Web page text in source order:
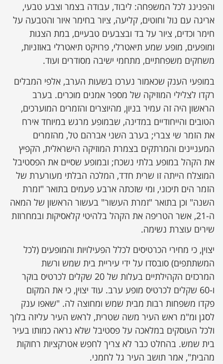
והפנינג לכל המשפחה: ליבוד, עבודה בצמר וצבע טבעי,
אריגה עם נול וחוטים, קליעה, ציור בחימר איור והטבעה על
חימר וכדים, ציור על בד ובצבעים טבעיים, במת הצגות
ומופעים, מופע שמע תיאטרלי, פרויקט תיאטרלי באוזניות,
משחקים משפחתיים, מתחמי ישיבה מסודרים ועוד.
במופעי הענק שכאמור נערכו בשעות הערב, אלפי המבלים
רקדו לצלילי המוזיקה של מספר אמנים מוכרים. בערב
הראשון היה זה עמיר בניון, מהיוצרים והזמרים המוערכים,
הטובים והייחודיים במדינה, שבמופע מרגש במיוחד אירח
את הזמר שי צברי; בערב השני אברהם טל, מהזמרים
המעניינים והמרתקים בצמרת המוזיקה הישראלית, הקפיץ
את הקהל במופע בלתי נשכח; ובמופע שסיים את הפסטיבל
המוצלח הייתה זו שרית חדד, המלכה הבלתי מעורערת של
הזמר הים תיכוני, ומי שזכתה ארבע פעמים בתואר "זמרת
השנה" וכן בתואר "זמרת העשור" בעשור הראשון של המאה
ה-21, אשר הטריפה את הקהל בלהיטי קלאסיקות ובמחרוזת
שירים עוצרת נשימה.
יצוין, כי מחירי הכרטיסים לכלל הפעילויות והמופעים (לכל
המשתתפים) סובסדו על ידי עיריית בית שמש ורשת
המרכזים הקהילתיים בעלות של 20 שקלים לכרטיס בוקר
ו-60 שקלים לכרטיס מופע ערב. עוד יצוין, כי את המקום
פקדו משפחות רבות מבית שמש ומחוצה לה. "שאפו ענק
לסגן ומ"מ ראש העיר משה שטרית, לראש העיר עליזה בלוך
ולכל העוסקים במלאכה על פסטיבל שלא נראה כמותו בעיר
בית שמש. בהחלט כבר לא צריך לחפש אטרקציות רחוקות
מהבית", אמר תושב העיר גל לחמני.